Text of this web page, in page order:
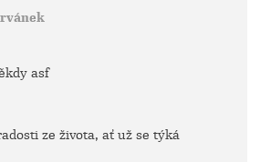
asf
ze života, ať už se týká